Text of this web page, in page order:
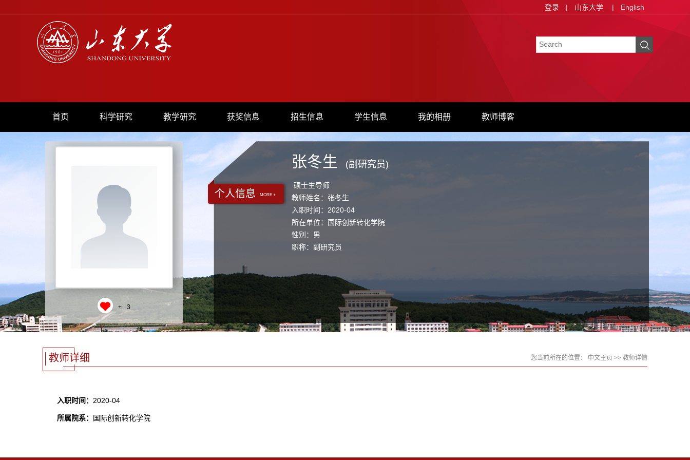
登录 | 山东大学 | English
首页 科学研究 教学研究 获奖信息 招生信息 学生信息 我的相册 教师博客
+ 3
个人信息 MORE +
张冬生 (副研究员)
硕士生导师
教师姓名：张冬生
入职时间：2020-04
所在单位：国际创新转化学院
性别：男
职称：副研究员
教师详细 您当前所在的位置： 中文主页 >> 教师详情
入职时间： 2020-04
所属院系： 国际创新转化学院